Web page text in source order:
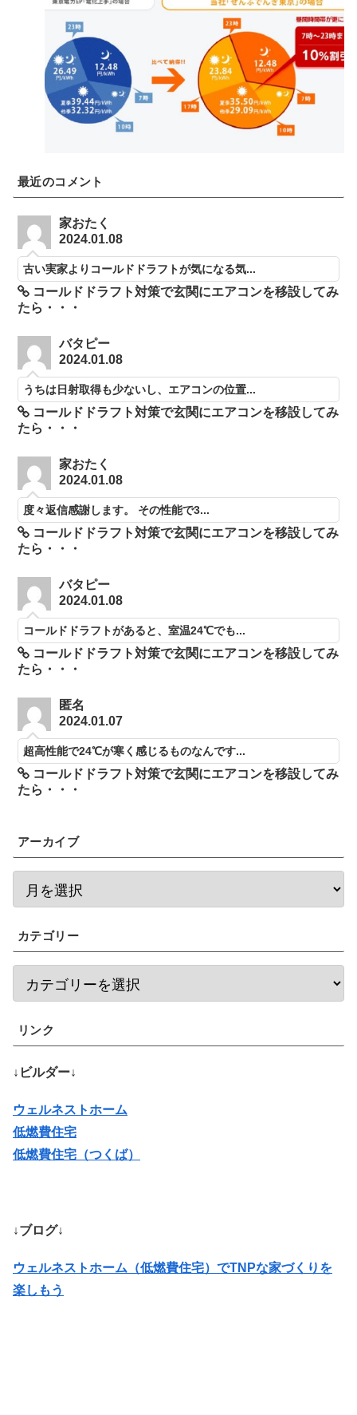
最近のコメント
家おたく
2024.01.08
古い実家よりコールドドラフトが気になる気...
コールドドラフト対策で玄関にエアコンを移設してみ
たら・・・
バタピー
2024.01.08
うちは日射取得も少ないし、エアコンの位置...
コールドドラフト対策で玄関にエアコンを移設してみ
たら・・・
家おたく
2024.01.08
度々返信感謝します。 その性能で3...
コールドドラフト対策で玄関にエアコンを移設してみ
たら・・・
バタピー
2024.01.08
コールドドラフトがあると、室温24℃でも...
コールドドラフト対策で玄関にエアコンを移設してみ
たら・・・
匿名
2024.01.07
超高性能で24℃が寒く感じるものなんです...
コールドドラフト対策で玄関にエアコンを移設してみ
たら・・・
アーカイブ
カテゴリー
リンク
↓ビルダー↓
ウェルネストホーム
低燃費住宅
低燃費住宅（つくば）
↓ブログ↓
ウェルネストホーム（低燃費住宅）でTNPな家づくりを
楽しもう